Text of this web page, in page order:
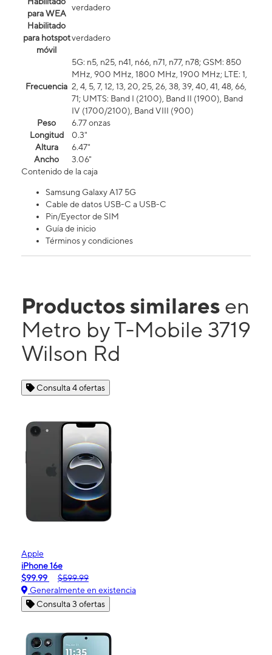
para WEA
verdadero
Habilitado
para hotspot
móvil
verdadero
Frecuencia
5G: n5, n25, n41, n66, n71, n77, n78; GSM: 850
MHz, 900 MHz, 1800 MHz, 1900 MHz; LTE: 1,
2, 4, 5, 7, 12, 13, 20, 25, 26, 38, 39, 40, 41, 48, 66,
71; UMTS: Band I (2100), Band II (1900), Band
IV (1700/2100), Band VIII (900)
Peso
6.77 onzas
Longitud
0.3"
Altura
6.47"
Ancho
3.06"
Contenido de la caja
Samsung Galaxy A17 5G
Cable de datos USB-C a USB-C
Pin/Eyector de SIM
Guía de inicio
Términos y condiciones
Productos similares en
Metro by T-Mobile 3719
Wilson Rd
Consulta 4 ofertas
Apple
iPhone 16e
$99.99
$599.99
Generalmente en existencia
Consulta 3 ofertas